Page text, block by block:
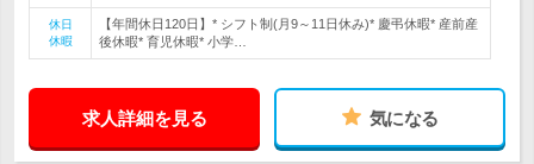
休日
休暇
【年間休日120日】* シフト制(月9～11日休み)* 慶弔休暇* 産前産
後休暇* 育児休暇* 小学…
求人詳細を見る 気になる